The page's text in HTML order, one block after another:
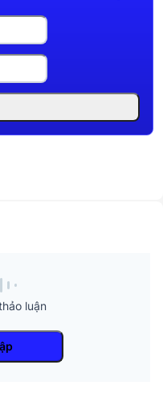
luận